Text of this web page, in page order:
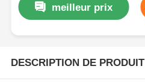
meilleur prix
DESCRIPTION DE PRODUIT